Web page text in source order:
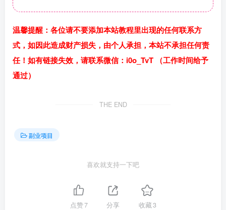
温馨提醒：各位请不要添加本站教程里出现的任何联系方
式，如因此造成财产损失，由个人承担，本站不承担任何责
任！如有链接失效，请联系微信：i0o_TvT （工作时间给予
通过）
THE END
副业项目
喜欢就支持一下吧
点赞7 分享 收藏3